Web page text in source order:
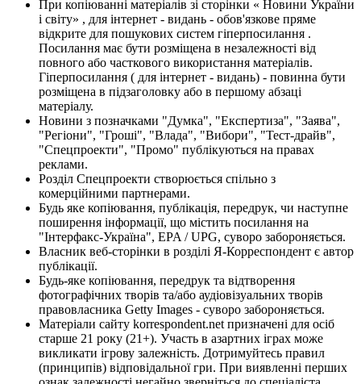
При копіюванні матеріалів зі сторінки « Новини України
і світу» , для інтернет - видань - обов'язкове пряме
відкрите для пошукових систем гіперпосилання .
Посилання має бути розміщена в незалежності від
повного або часткового використання матеріалів.
Гіперпосилання ( для інтернет - видань) - повинна бути
розміщена в підзаголовку або в першому абзаці
матеріалу.
Новини з позначками "Думка", "Експертиза", "Заява",
"Регіони", "Гроші", "Влада", "Вибори", "Тест-драйв",
"Спецпроекти", "Промо" публікуються на правах
реклами.
Розділ Спецпроекти створюється спільно з
комерційними партнерами.
Будь яке копіювання, публікація, передрук, чи наступне
поширення інформації, що містить посилання на
"Інтерфакс-Україна", EPA / UPG, суворо забороняється.
Власник веб-сторінки в розділі Я-Корреспондент є автор
публікації.
Будь-яке копіювання, передрук та відтворення
фотографічних творів та/або аудіовізуальних творів
правовласника Getty Images - суворо забороняється.
Матеріали сайту korrespondent.net призначені для осіб
старше 21 року (21+). Участь в азартних іграх може
викликати ігрову залежність. Дотримуйтесь правил
(принципів) відповідальної гри. При виявленні перших